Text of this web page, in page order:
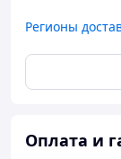
Регионы
Оплата и